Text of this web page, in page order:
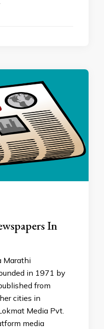
In
Marathi
in 1971 by
from
cities in
Media Pvt.
media